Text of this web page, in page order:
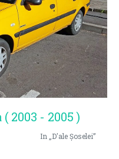
2003 - 2005 )
In „D'ale Șoselei”